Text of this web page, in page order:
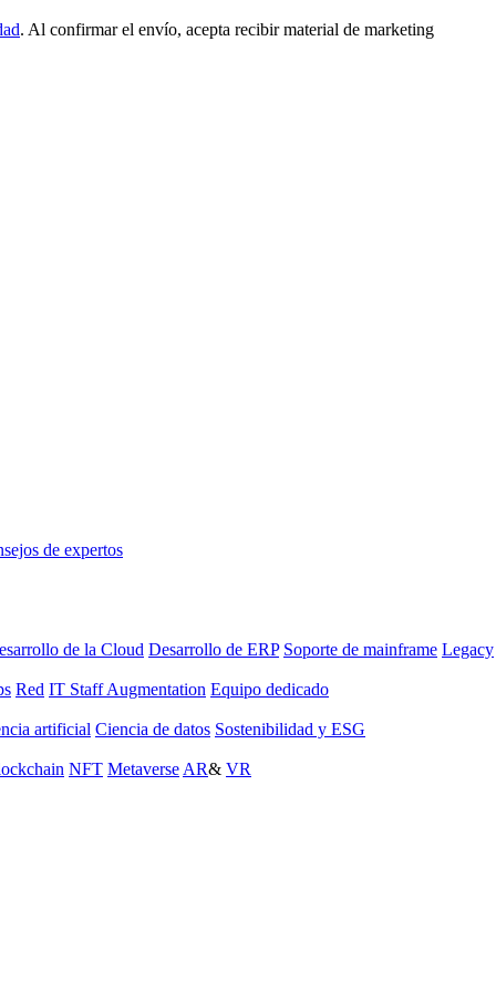
. Al confirmar el envío, acepta recibir material de marketing
de expertos
de la Cloud Desarrollo de ERP Soporte de mainframe Legacy
Red IT Staff Augmentation Equipo dedicado
artificial Ciencia de datos Sostenibilidad y ESG
NFT Metaverse AR& VR